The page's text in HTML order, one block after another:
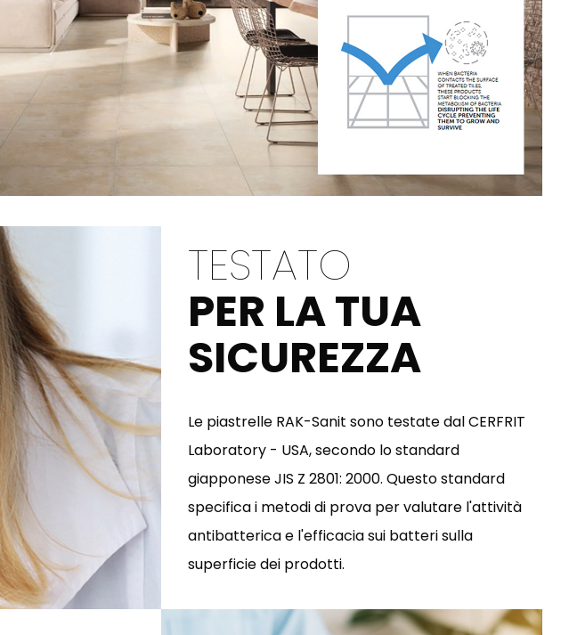
TESTATO
PER LA TUA
SICUREZZA
Le piastrelle RAK-Sanit sono testate dal CERFRIT
Laboratory - USA, secondo lo standard
giapponese JIS Z 2801: 2000. Questo standard
specifica i metodi di prova per valutare l'attività
antibatterica e l'efficacia sui batteri sulla
superficie dei prodotti.